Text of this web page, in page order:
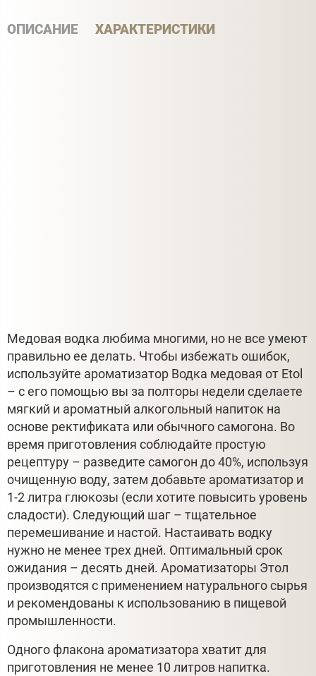
ОПИСАНИЕ ХАРАКТЕРИСТИКИ
Медовая водка любима многими, но не все умеют
правильно ее делать. Чтобы избежать ошибок,
используйте ароматизатор Водка медовая от Etol
– с его помощью вы за полторы недели сделаете
мягкий и ароматный алкогольный напиток на
основе ректификата или обычного самогона. Во
время приготовления соблюдайте простую
рецептуру – разведите самогон до 40%, используя
очищенную воду, затем добавьте ароматизатор и
1-2 литра глюкозы (если хотите повысить уровень
сладости). Следующий шаг – тщательное
перемешивание и настой. Настаивать водку
нужно не менее трех дней. Оптимальный срок
ожидания – десять дней. Ароматизаторы Этол
производятся с применением натурального сырья
и рекомендованы к использованию в пищевой
промышленности.
Одного флакона ароматизатора хватит для
приготовления не менее 10 литров напитка.